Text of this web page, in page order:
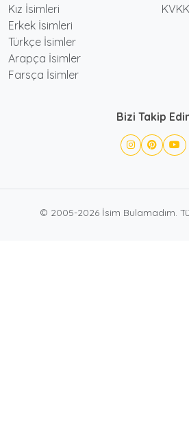
Kız İsimleri
Erkek İsimleri
Türkçe İsimler
Arapça İsimler
Farsça İsimler
KVKK
Bizi Takip
© 2005-2026 İsim Bulamadım.